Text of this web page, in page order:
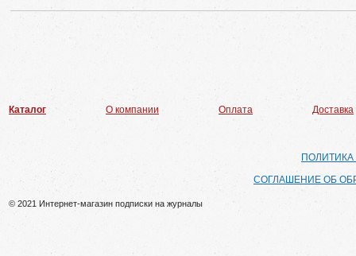
Каталог О компании Оплата Доставка
СОГЛАШЕНИЕ ОБ
© 2021 Интернет-магазин подписки на журналы